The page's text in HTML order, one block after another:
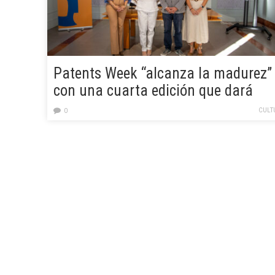
Patents Week “alcanza la madurez”
con una cuarta edición que dará
visibilidad a la transferencia de la
0